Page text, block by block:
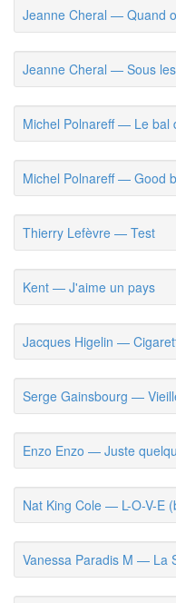
Jeanne Cheral — Quand
Jeanne Cheral — Sous
Michel Polnareff — Le bal
Michel Polnareff — Good
Thierry Lefèvre — Test
Kent — J'aime un pays
Jacques Higelin —
Serge Gainsbourg —
Enzo Enzo — Juste
Nat King Cole — L-O-V-E
Vanessa Paradis M — La